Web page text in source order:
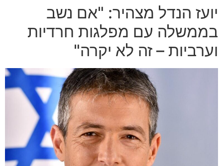
יועז הנדל מצהיר: "אם נשב
בממשלה עם מפלגות חרדיות
וערביות – זה לא יקרה"